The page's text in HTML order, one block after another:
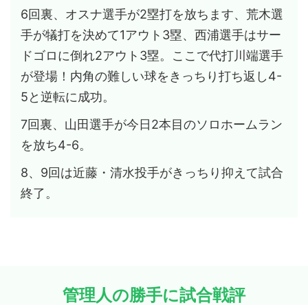
6回裏、オスナ選手が2塁打を放ちます、荒木選
手が犠打を決めて1アウト3塁、西浦選手はサー
ドゴロに倒れ2アウト3塁。ここで代打川端選手
が登場！内角の難しい球をきっちり打ち返し4-
5と逆転に成功。
7回裏、山田選手が今日2本目のソロホームラン
を放ち4-6。
8、9回は近藤・清水投手がきっちり抑えて試合
終了。
管理人の勝手に試合戦評